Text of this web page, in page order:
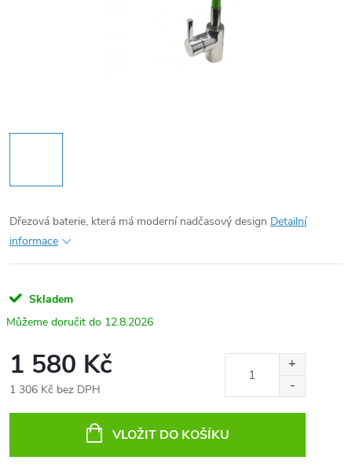
Dřezová baterie, která má moderní nadčasový design Detailní
informace
Skladem
12.8.2026
1 580 Kč
1 306 Kč bez DPH
VLOŽIT DO KOŠÍKU